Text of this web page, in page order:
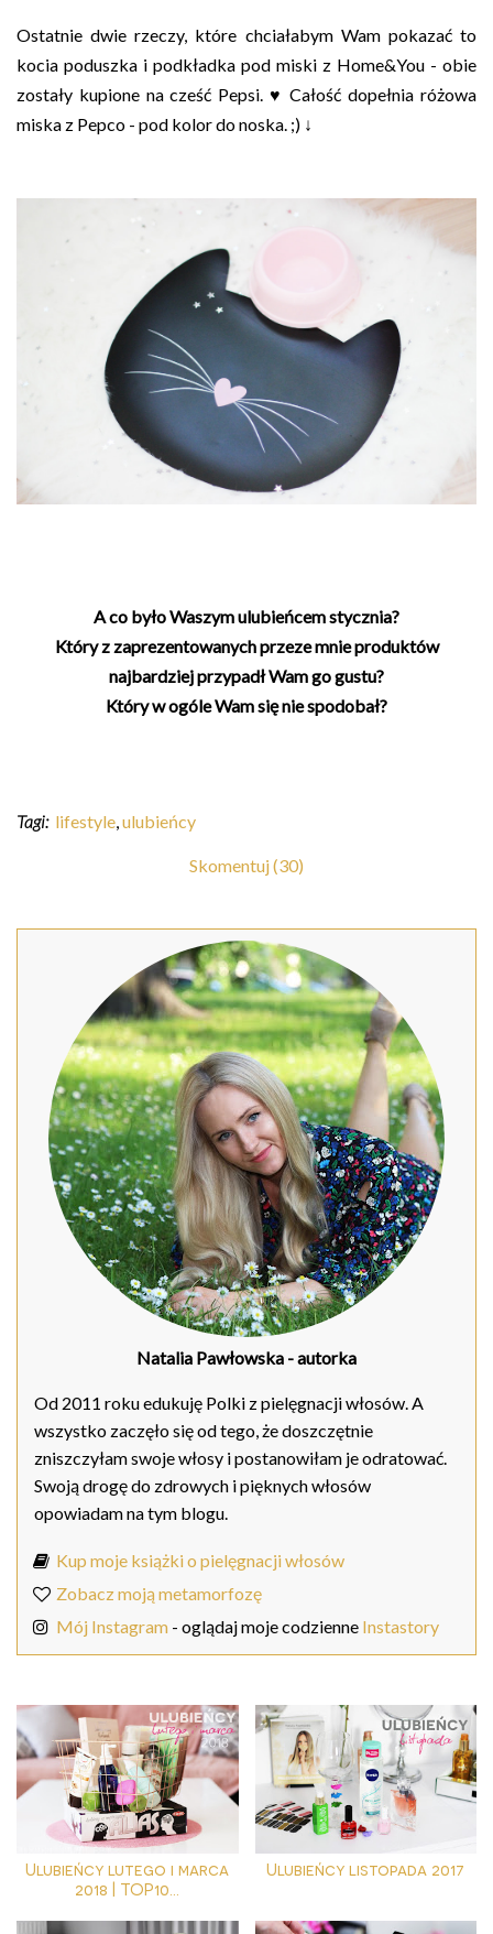
Ostatnie dwie rzeczy, które chciałabym Wam pokazać to
kocia poduszka i podkładka pod miski z Home&You - obie
zostały kupione na cześć Pepsi. ♥ Całość dopełnia różowa
miska z Pepco - pod kolor do noska. ;) ↓
A co było Waszym ulubieńcem stycznia?
Który z zaprezentowanych przeze mnie produktów
najbardziej przypadł Wam go gustu?
Który w ogóle Wam się nie spodobał?
Tagi: lifestyle,ulubieńcy
Skomentuj (30)
Natalia Pawłowska - autorka
Od 2011 roku edukuję Polki z pielęgnacji włosów. A
wszystko zaczęło się od tego, że doszczętnie
zniszczyłam swoje włosy i postanowiłam je odratować.
Swoją drogę do zdrowych i pięknych włosów
opowiadam na tym blogu.
Kup moje książki o pielęgnacji włosów
Zobacz moją metamorfozę
Mój Instagram - oglądaj moje codzienne Instastory
Ulubieńcy lutego i marca
2018 | TOP10...
Ulubieńcy listopada 2017